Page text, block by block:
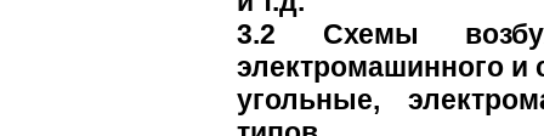
3.2 Схемы
электромашинного и
угольные,